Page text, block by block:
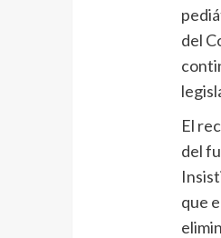
del
El
del
que